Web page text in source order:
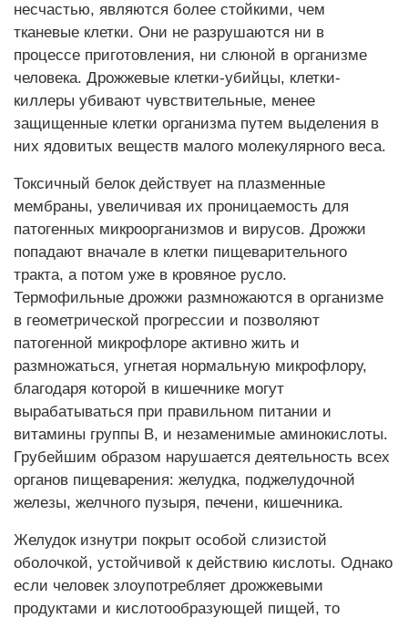
несчастью, являются более стойкими, чем
тканевые клетки. Они не разрушаются ни в
процессе приготовления, ни слюной в организме
человека. Дрожжевые клетки-убийцы, клетки-
киллеры убивают чувствительные, менее
защищенные клетки организма путем выделения в
них ядовитых веществ малого молекулярного веса.
Токсичный белок действует на плазменные
мембраны, увеличивая их проницаемость для
патогенных микроорганизмов и вирусов. Дрожжи
попадают вначале в клетки пищеварительного
тракта, а потом уже в кровяное русло.
Термофильные дрожжи размножаются в организме
в геометрической прогрессии и позволяют
патогенной микрофлоре активно жить и
размножаться, угнетая нормальную микрофлору,
благодаря которой в кишечнике могут
вырабатываться при правильном питании и
витамины группы В, и незаменимые аминокислоты.
Грубейшим образом нарушается деятельность всех
органов пищеварения: желудка, поджелудочной
железы, желчного пузыря, печени, кишечника.
Желудок изнутри покрыт особой слизистой
оболочкой, устойчивой к действию кислоты. Однако
если человек злоупотребляет дрожжевыми
продуктами и кислотообразующей пищей, то